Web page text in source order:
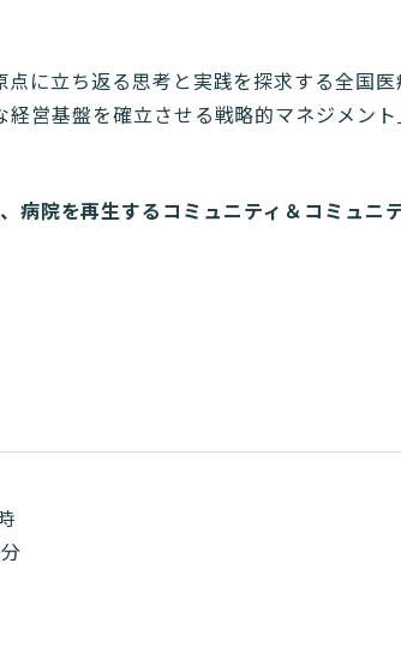
に立ち返る思考と実践を探求する全国
営基盤を確立させる戦略的マネジメン
、病院を再生するコミュニティ＆コミュニ